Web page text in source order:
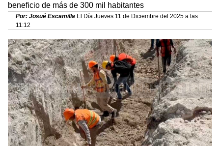
beneficio de más de 300 mil habitantes
Por: Josué Escamilla El Día Jueves 11 de Diciembre del 2025 a las
11:12